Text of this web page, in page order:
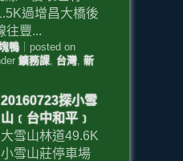
過增昌大橋後
往豐...
鴨｜ posted on
鑛務課, 台灣, 新
20160723探小雪
山﹝台中和平﹞
大雪山林道49.6K
小雪山莊停車場